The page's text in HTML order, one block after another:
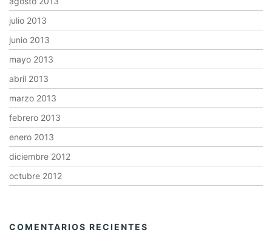
julio 2013
junio 2013
mayo 2013
abril 2013
marzo 2013
febrero 2013
enero 2013
diciembre 2012
octubre 2012
COMENTARIOS RECIENTES